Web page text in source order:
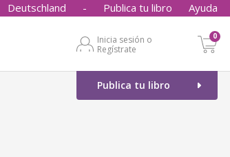
Deutschland - Publica tu libro Ayuda
Inicia sesión o
Regístrate
0
Publica tu libro